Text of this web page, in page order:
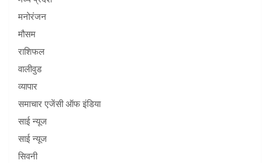
मनोरंजन
मौसम
राशिफल
वालीवुड
व्यापार
समाचार एजेंसी ऑफ इंडिया
साई न्यूज
साई न्यूज
सिवनी